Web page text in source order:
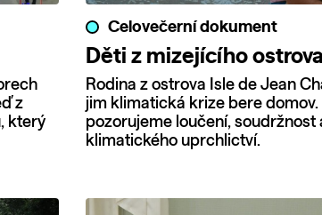
z
který
Celovečerní dokument
Děti z mizejícího ostrova
Rodina z ostrova Isle de Jean
jim klimatická krize bere
pozorujeme loučení, soudržnost
klimatického uprchlictví.